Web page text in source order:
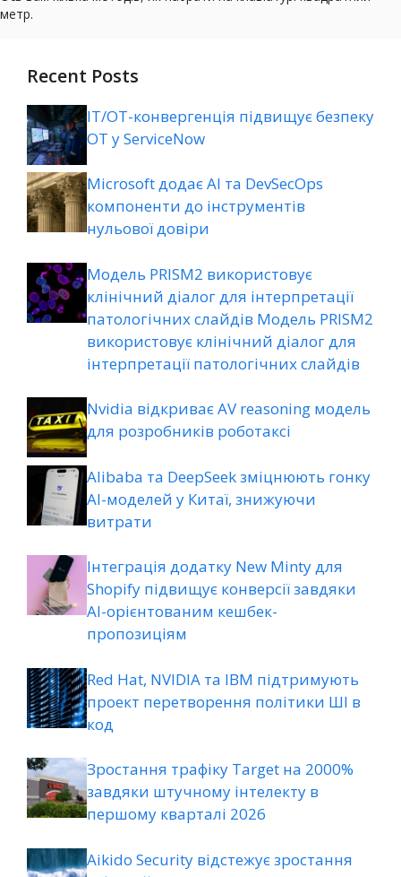
Recent Posts
ІТ/ОТ-конвергенція підвищує безпеку
ОТ у ServiceNow
Microsoft додає AI та DevSecOps
компоненти до інструментів
нульової довіри
Модель PRISM2 використовує
клінічний діалог для інтерпретації
патологічних слайдів Модель PRISM2
використовує клінічний діалог для
інтерпретації патологічних слайдів
Nvidia відкриває AV reasoning модель
для розробників роботаксі
Alibaba та DeepSeek зміцнюють гонку
AI-моделей у Китаї, знижуючи
витрати
Інтеграція додатку New Minty для
Shopify підвищує конверсії завдяки
AI-орієнтованим кешбек-
пропозиціям
Red Hat, NVIDIA та IBM підтримують
проект перетворення політики ШІ в
код
Зростання трафіку Target на 2000%
завдяки штучному інтелекту в
першому кварталі 2026
Aikido Security відстежує зростання